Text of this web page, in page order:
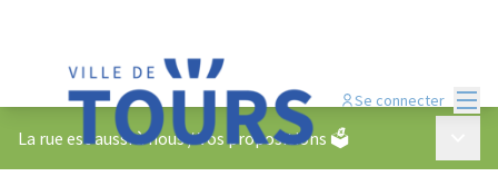
Se connecter
La rue est aussi à nous/Vos propositions 🗳️